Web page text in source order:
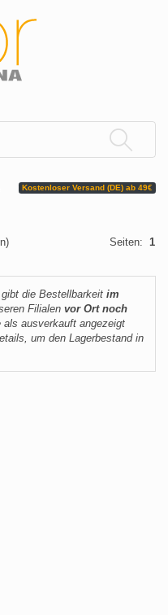
Kostenloser Versand (DE) ab 49€
Seiten: 1
die Bestellbarkeit im
Filialen vor Ort noch
ausverkauft angezeigt
um den Lagerbestand in